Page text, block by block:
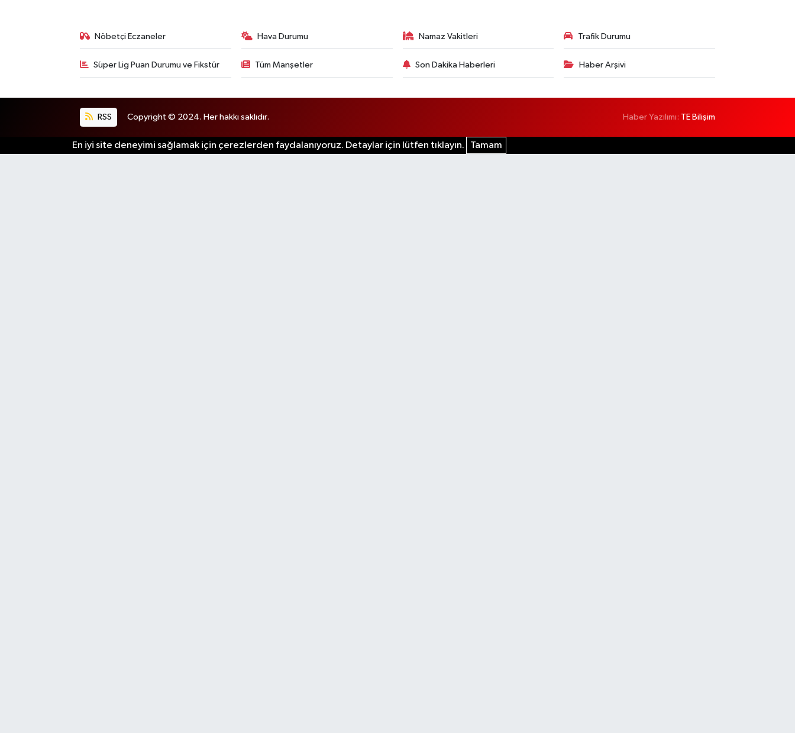
Nöbetçi Eczaneler Hava Durumu Namaz Vakitleri Trafik Durumu
Süper Lig Puan Durumu ve Fikstür Tüm Manşetler Son Dakika Haberleri Haber Arşivi
RSS Copyright © 2024. Her hakkı saklıdır. Haber Yazılımı: TE Bilişim
En iyi site deneyimi sağlamak için çerezlerden faydalanıyoruz. Detaylar için lütfen tıklayın. Tamam